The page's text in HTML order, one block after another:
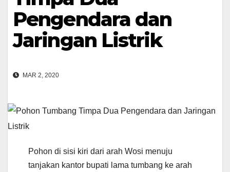
Pengendara dan
Jaringan Listrik
MAR 2, 2020
Pohon di sisi kiri dari arah Wosi menuju
tanjakan kantor bupati lama tumbang ke arah